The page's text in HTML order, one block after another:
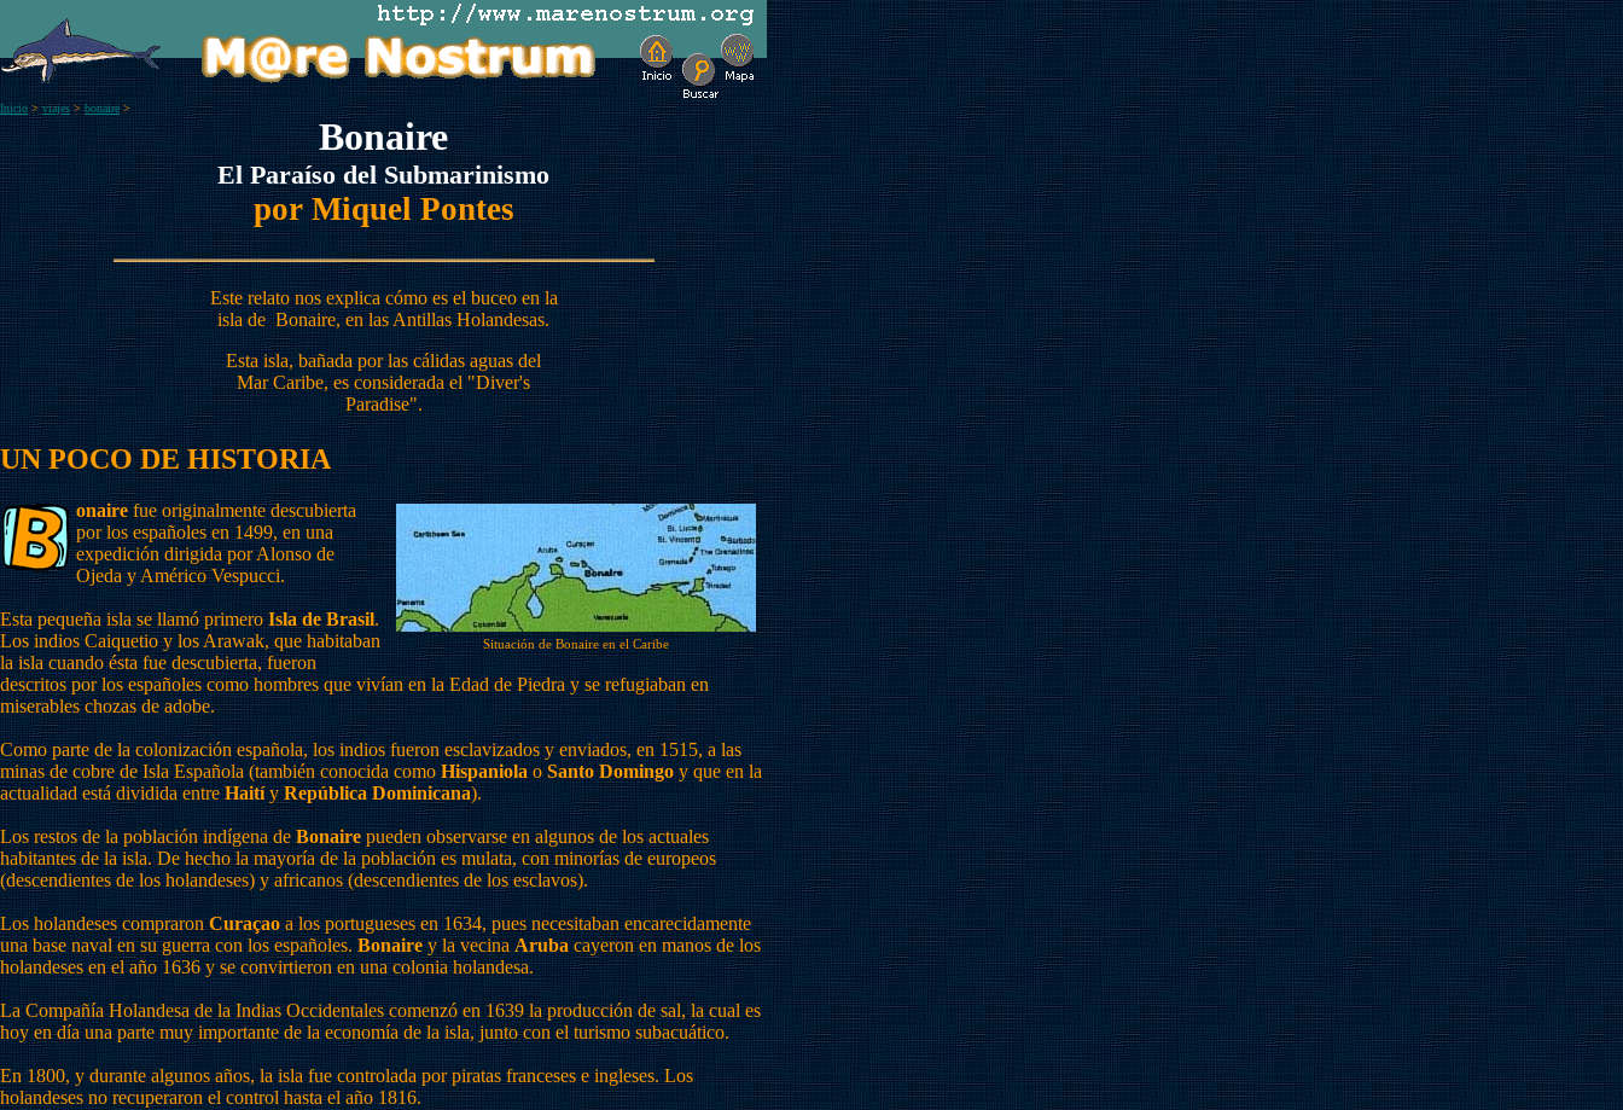
Inicio >viajes>bonaire>
Bonaire
El Paraíso del Submarinismo
por Miquel Pontes
Este relato nos explica cómo es el buceo en la
isla de Bonaire, en las Antillas Holandesas.
Esta isla, bañada por las cálidas aguas del
Mar Caribe, es considerada el "Diver's
Paradise".
UN POCO DE HISTORIA
Situación de Bonaire en el Caribe
onaire fue originalmente descubierta
por los españoles en 1499, en una
expedición dirigida por Alonso de
Ojeda y Américo Vespucci.
Esta pequeña isla se llamó primeroIsla de Brasil.
Los indios Caiquetio y los Arawak, que habitaban
la isla cuando ésta fue descubierta, fueron
descritos por los españoles como hombres que vivían en la Edad de Piedra y se refugiaban en
miserables chozas de adobe.
Como parte de la colonización española, los indios fueron esclavizados y enviados, en 1515, a las
minas de cobre de Isla Española (también conocida comoHispaniola o Santo Domingoy que en la
actualidad está dividida entre HaitíyRepública Dominicana).
Los restos de la población indígena de Bonaire pueden observarse en algunos de los actuales
habitantes de la isla. De hecho la mayoría de la población es mulata, con minorías de europeos
(descendientes de los holandeses) y africanos (descendientes de los esclavos).
Los holandeses compraron Curaçao a los portugueses en 1634, pues necesitaban encarecidamente
una base naval en su guerra con los españoles. Bonairey la vecina Aruba cayeron en manos de los
holandeses en el año 1636 y se convirtieron en una colonia holandesa.
La Compañía Holandesa de la Indias Occidentales comenzó en 1639 la producción de sal, la cual es
hoy en día una parte muy importante de la economía de la isla, junto con el turismo subacuático.
En 1800, y durante algunos años, la isla fue controlada por piratas franceses e ingleses. Los
holandeses no recuperaron el control hasta el año 1816.